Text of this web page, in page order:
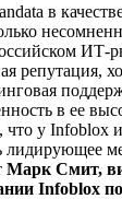
в
ИТ-
репутация,
в ее
у Infoblox
лидирующее
Марк Смит,
Infoblox